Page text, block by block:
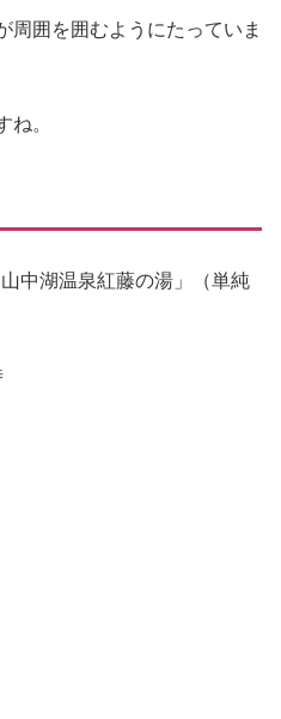
周囲を囲むようにたっていま
ね。
中湖温泉紅藤の湯」（単純